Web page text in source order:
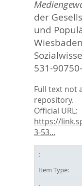
der
und
531-
Full text not
repository.
Official URL:
https://
3-53...
Item Type: